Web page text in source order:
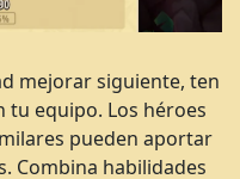
mejorar siguiente, ten
tu equipo. Los héroes
pueden aportar
Combina habilidades